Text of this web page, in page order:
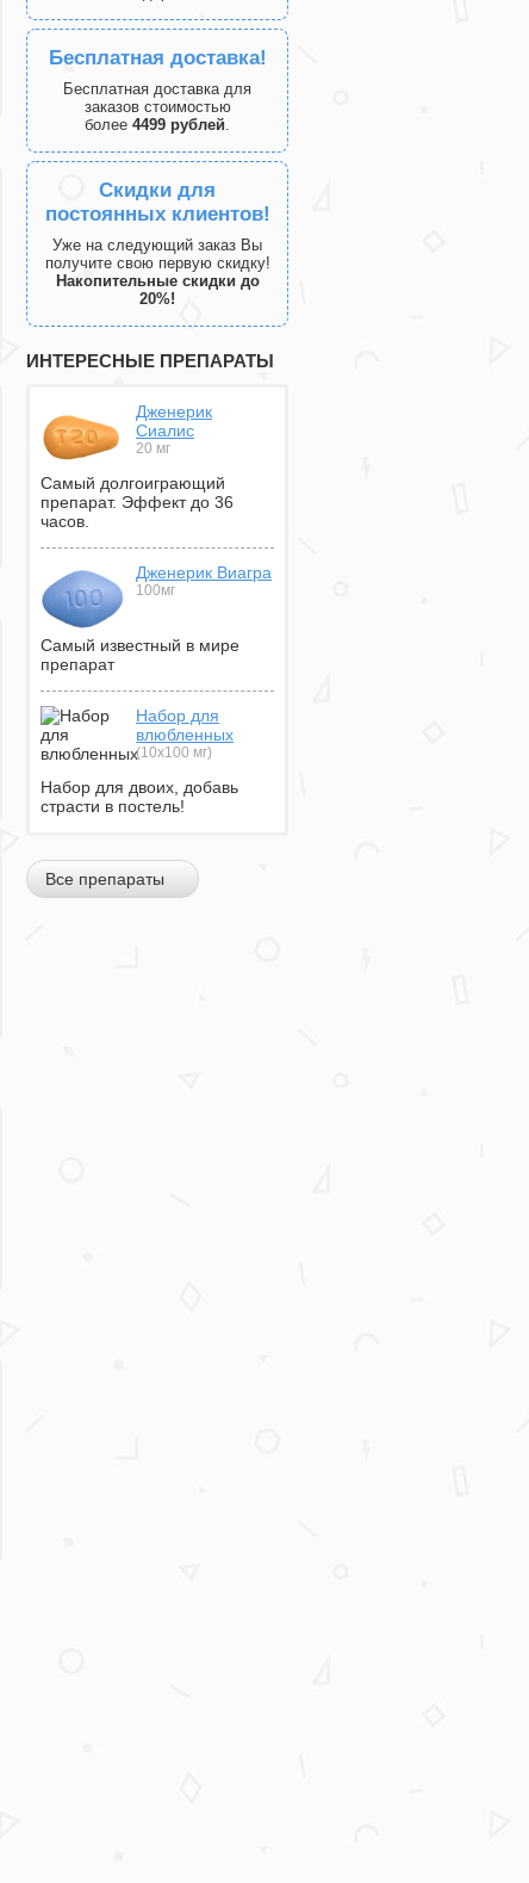
Бесплатная доставка!
Бесплатная доставка для
заказов стоимостью
более 4499 рублей.
Скидки для
постоянных клиентов!
Уже на следующий заказ Вы
получите свою первую скидку!
Накопительные скидки до
20%!
ИНТЕРЕСНЫЕ ПРЕПАРАТЫ
Дженерик
Сиалис
20 мг
Самый долгоиграющий
препарат. Эффект до 36
часов.
Дженерик Виагра
100мг
Самый известный в мире
препарат
Набор для
влюбленных
(10х100 мг)
Набор для двоих, добавь
страсти в постель!
Все препараты